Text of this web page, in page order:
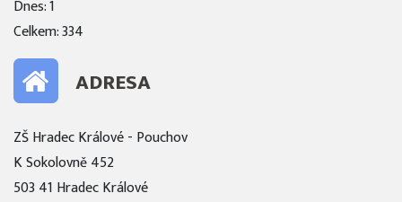
Dnes: 1
Celkem: 334
ADRESA
ZŠ Hradec Králové - Pouchov
K Sokolovně 452
503 41 Hradec Králové